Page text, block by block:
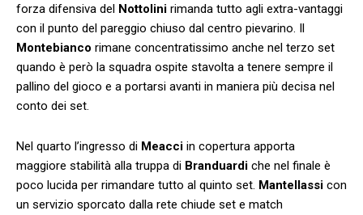
forza difensiva del Nottolini rimanda tutto agli extra-vantaggi
con il punto del pareggio chiuso dal centro pievarino. Il
Montebianco rimane concentratissimo anche nel terzo set
quando è però la squadra ospite stavolta a tenere sempre il
pallino del gioco e a portarsi avanti in maniera più decisa nel
conto dei set.
Nel quarto l’ingresso di Meacci in copertura apporta
maggiore stabilità alla truppa di Branduardi che nel finale è
poco lucida per rimandare tutto al quinto set. Mantellassi con
un servizio sporcato dalla rete chiude set e match